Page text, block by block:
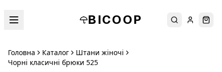
BICOOP ПошукУвійти
Головна Каталог
Штани жіночі
Чорні класичні брюки 525